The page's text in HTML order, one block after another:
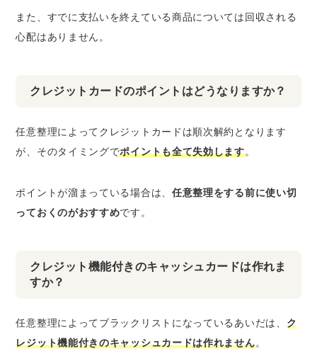
また、すでに支払いを終えている商品については回収される
心配はありません。
クレジットカードのポイントはどうなりますか？
任意整理によってクレジットカードは順次解約となります
が、そのタイミングでポイントも全て失効します。
ポイントが溜まっている場合は、 任意整理をする前に使い切
っておくのがおすすめです。
クレジット機能付きのキャッシュカードは作れま
すか？
任意整理によってブラックリストになっているあいだは、 ク
レジット機能付きのキャッシュカードは作れません。